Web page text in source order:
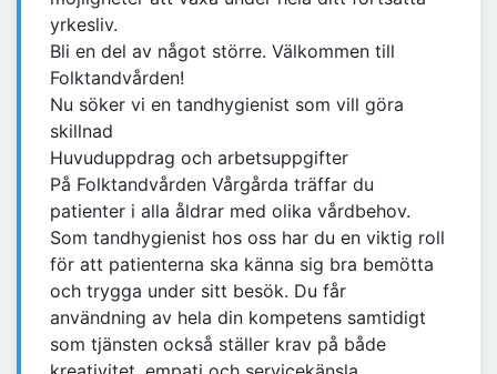
yrkesliv.
Bli en del av något större. Välkommen till
Folktandvården!
Nu söker vi en tandhygienist som vill göra
skillnad
Huvuduppdrag och arbetsuppgifter
På Folktandvården Vårgårda träffar du
patienter i alla åldrar med olika vårdbehov.
Som tandhygienist hos oss har du en viktig roll
för att patienterna ska känna sig bra bemötta
och trygga under sitt besök. Du får
användning av hela din kompetens samtidigt
som tjänsten också ställer krav på både